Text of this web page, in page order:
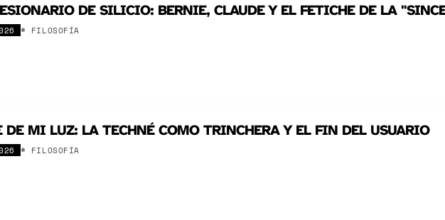
DE SILICIO: BERNIE, CLAUDE Y EL FETICHE DE LA
# FILOSOFÍA
DE MI LUZ: LA TECHNÉ COMO TRINCHERA Y EL FIN DEL USUARIO
# FILOSOFÍA